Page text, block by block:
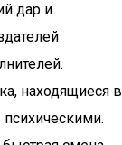
дар и
находящиеся в